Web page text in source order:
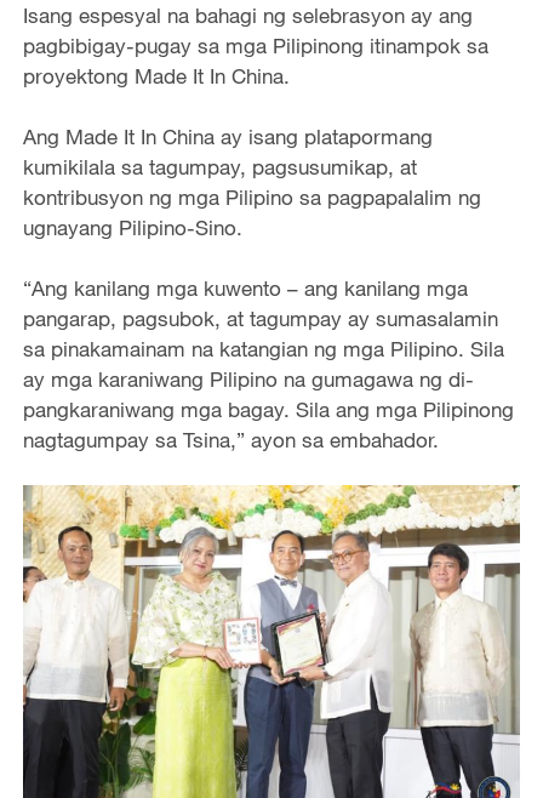
Isang espesyal na bahagi ng selebrasyon ay ang
pagbibigay-pugay sa mga Pilipinong itinampok sa
proyektong Made It In China.
Ang Made It In China ay isang platapormang
kumikilala sa tagumpay, pagsusumikap, at
kontribusyon ng mga Pilipino sa pagpapalalim ng
ugnayang Pilipino-Sino.
“Ang kanilang mga kuwento – ang kanilang mga
pangarap, pagsubok, at tagumpay ay sumasalamin
sa pinakamainam na katangian ng mga Pilipino. Sila
ay mga karaniwang Pilipino na gumagawa ng di-
pangkaraniwang mga bagay. Sila ang mga Pilipinong
nagtagumpay sa Tsina,” ayon sa embahador.